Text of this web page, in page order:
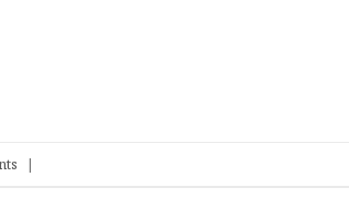
|